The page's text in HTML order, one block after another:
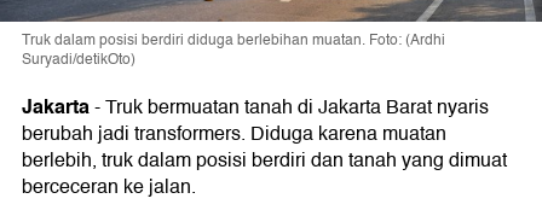
Truk dalam posisi berdiri diduga berlebihan muatan. Foto: (Ardhi
Suryadi/detikOto)
Jakarta-Truk bermuatan tanah di Jakarta Barat nyaris
berubah jadi transformers. Diduga karena muatan
berlebih, truk dalam posisi berdiri dan tanah yang dimuat
berceceran ke jalan.